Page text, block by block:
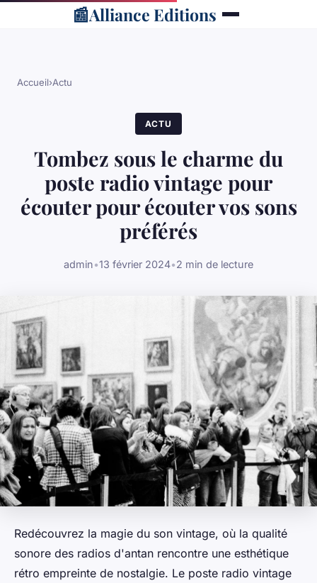
📰Alliance Editions
Accueil›Actu
ACTU
Tombez sous le charme du
poste radio vintage pour
écouter pour écouter vos sons
préférés
admin•13 février 2024•2 min de lecture
Redécouvrez la magie du son vintage, où la qualité
sonore des radios d'antan rencontre une esthétique
rétro empreinte de nostalgie. Le poste radio vintage